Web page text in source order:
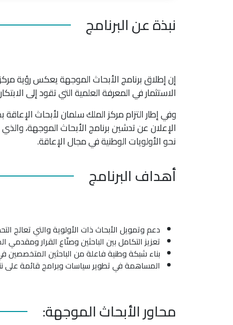
نبذة عن البرنامج
إن إطلاق برنامج الأبحاث الموجهة يعكس رؤية
الاستثمار في المعرفة العلمية التي تقود إلى الابتكار
وفي إطار التزام مركز الملك سلمان لأبحاث
الإعلان عن تدشين برنامج الأبحاث الموجهة، والذي
نحو الأولويات الوطنية في مجال الإعاقة.
أهداف البرنامج
دعم وتمويل الأبحاث ذات الأولوية والتي تعالج
تعزيز التكامل بين الباحثين وصنّاع القرار
بناء شبكة وطنية فاعلة من الباحثين المتخصصين
المساهمة في تطوير سياسات وبرامج قائمة على
محاور الأبحاث الموجهة: